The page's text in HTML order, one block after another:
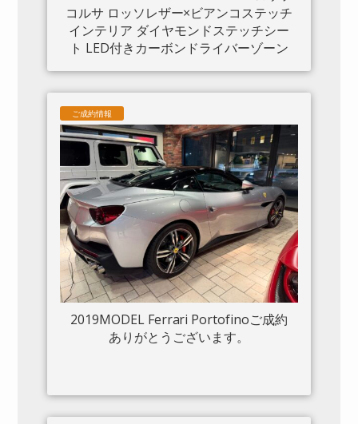
コルサ ロッソレザー×ビアンコステッチ
インテリア ダイヤモンドステッチシー
ト LED付きカーボンドライバーゾーン
ご成約情報
2019MODEL Ferrari Portofinoご成約
ありがとうございます。